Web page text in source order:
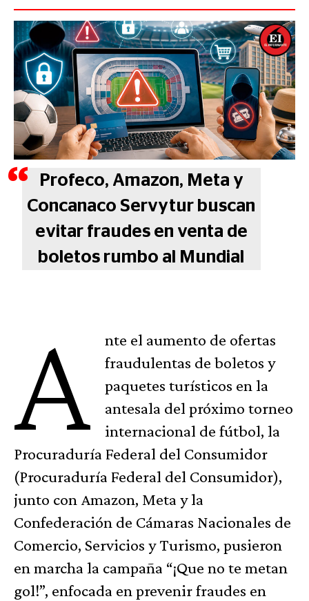
Profeco, Amazon, Meta y
Concanaco Servytur buscan
evitar fraudes en venta de
boletos rumbo al Mundial
A
nte el aumento de ofertas
fraudulentas de boletos y
paquetes turísticos en la
antesala del próximo torneo
internacional de fútbol, la
Procuraduría Federal del Consumidor
(Procuraduría Federal del Consumidor),
junto con Amazon, Meta y la
Confederación de Cámaras Nacionales de
Comercio, Servicios y Turismo, pusieron
en marcha la campaña “¡Que no te metan
gol!”, enfocada en prevenir fraudes en